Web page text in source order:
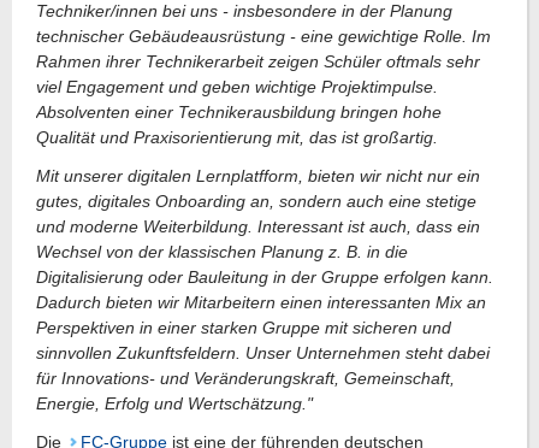
Techniker/innen bei uns - insbesondere in der Planung
technischer Gebäudeausrüstung - eine gewichtige Rolle. Im
Rahmen ihrer Technikerarbeit zeigen Schüler oftmals sehr
viel Engagement und geben wichtige Projektimpulse.
Absolventen einer Technikerausbildung bringen hohe
Qualität und Praxisorientierung mit, das ist großartig.
Mit unserer digitalen Lernplatfform, bieten wir nicht nur ein
gutes, digitales Onboarding an, sondern auch eine stetige
und moderne Weiterbildung. Interessant ist auch, dass ein
Wechsel von der klassischen Planung z. B. in die
Digitalisierung oder Bauleitung in der Gruppe erfolgen kann.
Dadurch bieten wir Mitarbeitern einen interessanten Mix an
Perspektiven in einer starken Gruppe mit sicheren und
sinnvollen Zukunftsfeldern. Unser Unternehmen steht dabei
für Innovations- und Veränderungskraft, Gemeinschaft,
Energie, Erfolg und Wertschätzung."
Die
FC-Gruppeist eine der führenden deutschen